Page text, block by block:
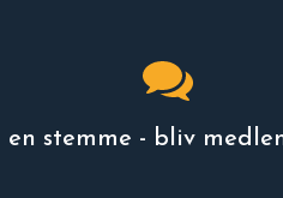
en stemme - bliv